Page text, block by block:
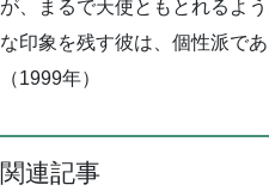
が、まるで天使ともとれるよ
な印象を残す彼は、個性派で
（1999年）
関連記事